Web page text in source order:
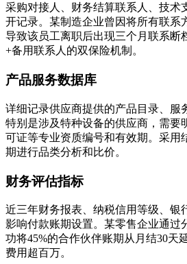
采购对接人、财务结算联系人、技术
开记录。某制造企业曾因将所有联系
导致该员工离职后出现三个月联系断
+备用联系人的双保险机制。
产品服务数据库
详细记录供应商提供的产品目录、服
特别是涉及特种设备的供应商，需要
可证等专业资质编号和有效期。采用
期进行品类分析和比价。
财务评估指标
近三年财务报表、纳税信用等级、银
影响付款账期设置。某零售企业通过
功将45%的合作伙伴账期从月结30天
费用超百万。